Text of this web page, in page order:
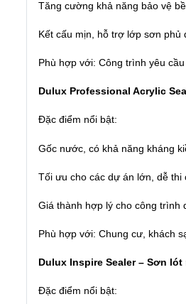
Tăng cường khả năng bảo vệ
Kết cấu mịn, hỗ trợ lớp sơn phủ
Phù hợp với: Công trình yêu
Dulux Professional Acrylic
Đặc điểm nổi bật:
Gốc nước, có khả năng kháng
Tối ưu cho các dự án lớn, dễ thi
Giá thành hợp lý cho công trình
Phù hợp với: Chung cư, khách
Dulux Inspire Sealer – Sơn
Đặc điểm nổi bật: